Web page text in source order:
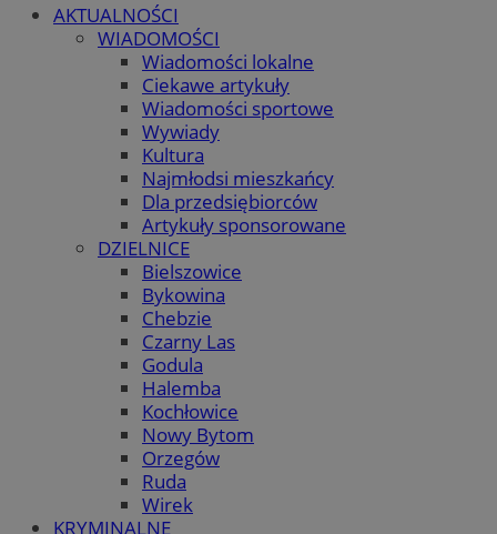
AKTUALNOŚCI
WIADOMOŚCI
Wiadomości lokalne
Ciekawe artykuły
Wiadomości sportowe
Wywiady
Kultura
Najmłodsi mieszkańcy
Dla przedsiębiorców
Artykuły sponsorowane
DZIELNICE
Bielszowice
Bykowina
Chebzie
Czarny Las
Godula
Halemba
Kochłowice
Nowy Bytom
Orzegów
Ruda
Wirek
KRYMINALNE